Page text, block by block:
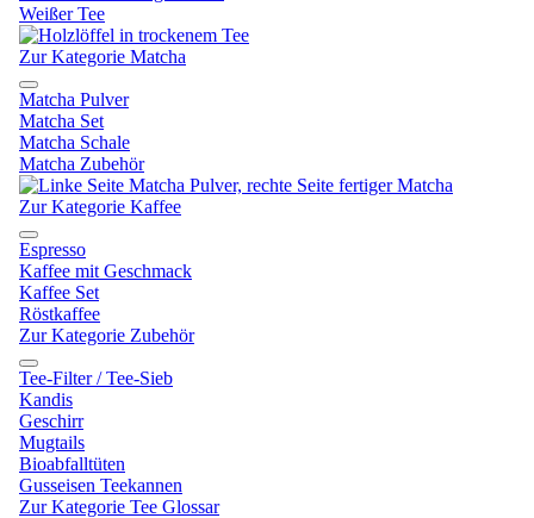
Weißer Tee
Zur Kategorie Matcha
Matcha Pulver
Matcha Set
Matcha Schale
Matcha Zubehör
Zur Kategorie Kaffee
Espresso
Kaffee mit Geschmack
Kaffee Set
Röstkaffee
Zur Kategorie Zubehör
Tee-Filter / Tee-Sieb
Kandis
Geschirr
Mugtails
Bioabfalltüten
Gusseisen Teekannen
Zur Kategorie Tee Glossar